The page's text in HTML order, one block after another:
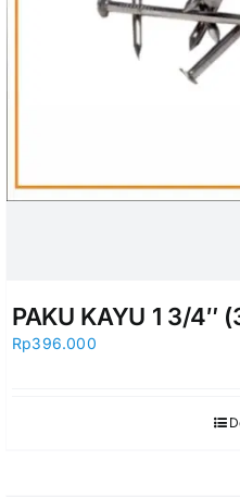
PAKU KAYU 1 3/4″
Rp396.000